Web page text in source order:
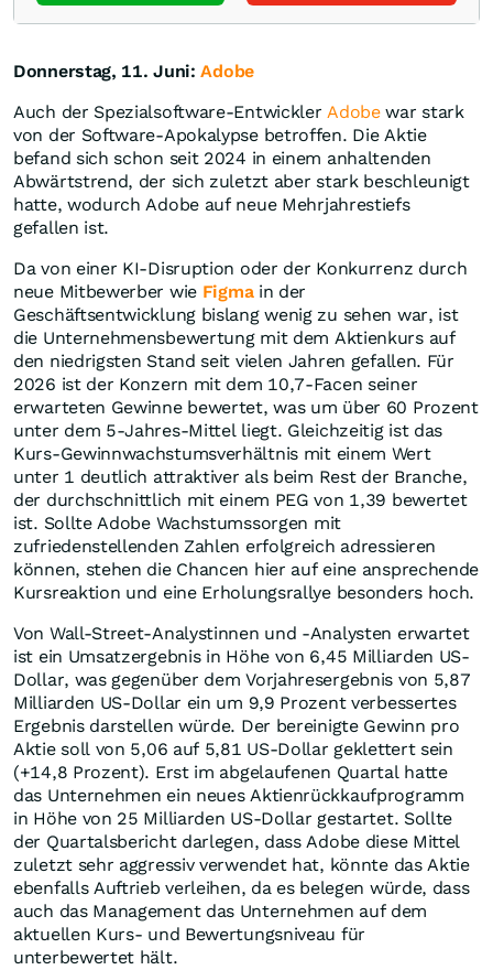
Donnerstag, 11. Juni:Adobe
Auch der Spezialsoftware-EntwicklerAdobewar stark
von der Software-Apokalypse betroffen. Die Aktie
befand sich schon seit 2024 in einem anhaltenden
Abwärtstrend, der sich zuletzt aber stark beschleunigt
hatte, wodurch Adobe auf neue Mehrjahrestiefs
gefallen ist.
Da von einer KI-Disruption oder der Konkurrenz durch
neue Mitbewerber wie Figmain der
Geschäftsentwicklung bislang wenig zu sehen war, ist
die Unternehmensbewertung mit dem Aktienkurs auf
den niedrigsten Stand seit vielen Jahren gefallen. Für
2026 ist der Konzern mit dem 10,7-Facen seiner
erwarteten Gewinne bewertet, was um über 60 Prozent
unter dem 5-Jahres-Mittel liegt. Gleichzeitig ist das
Kurs-Gewinnwachstumsverhältnis mit einem Wert
unter 1 deutlich attraktiver als beim Rest der Branche,
der durchschnittlich mit einem PEG von 1,39 bewertet
ist. Sollte Adobe Wachstumssorgen mit
zufriedenstellenden Zahlen erfolgreich adressieren
können, stehen die Chancen hier auf eine ansprechende
Kursreaktion und eine Erholungsrallye besonders hoch.
Von Wall-Street-Analystinnen und -Analysten erwartet
ist ein Umsatzergebnis in Höhe von 6,45 Milliarden US-
Dollar, was gegenüber dem Vorjahresergebnis von 5,87
Milliarden US-Dollar ein um 9,9 Prozent verbessertes
Ergebnis darstellen würde. Der bereinigte Gewinn pro
Aktie soll von 5,06 auf 5,81 US-Dollar geklettert sein
(+14,8 Prozent). Erst im abgelaufenen Quartal hatte
das Unternehmen ein neues Aktienrückkaufprogramm
in Höhe von 25 Milliarden US-Dollar gestartet. Sollte
der Quartalsbericht darlegen, dass Adobe diese Mittel
zuletzt sehr aggressiv verwendet hat, könnte das Aktie
ebenfalls Auftrieb verleihen, da es belegen würde, dass
auch das Management das Unternehmen auf dem
aktuellen Kurs- und Bewertungsniveau für
unterbewertet hält.